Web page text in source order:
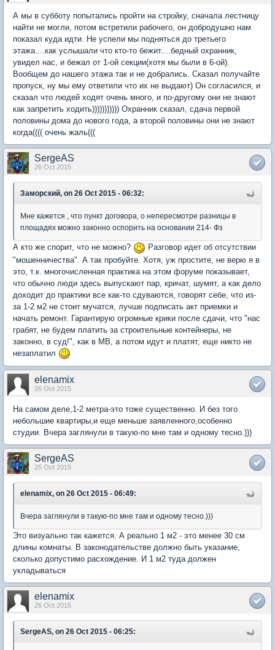
А мы в субботу попытались пройти на стройку, сначала лестницу
найти не могли, потом встретили рабочего, он добродушно нам
показал куда идти. Не успели мы подняться до третьего
этажа....как услышали что кто-то бежит....бедный охранник,
увидел нас, и бежал от 1-ой секции(хотя мы были в 6-ой).
Вообщем до нашего этажа так и не добрались. Сказал получайте
пропуск, ну мы ему ответили что их не выдают) Он согласился, и
сказал что людей ходят очень много, и по-другому они не знают
как запретить ходить))))))))))) Охранник сказал, сдача первой
половины дома до нового года, а второй половины они не знают
когда(((( очень жаль(((
SergeAS
26 Oct 2015
Заморский, on 26 Oct 2015 - 06:32:
Мне кажется , что пункт договора, о непересмотре разницы в
площадях можно законно оспорить на основании 214- Фз
А кто же спорит, что не можно?
Разговор идет об отсутствии
"мошенничества". А так пробуйте. Хотя, уж простите, не верю я в
это, т.к. многочисленная практика на этом форуме показывает,
что обычно люди здесь выпускают пар, кричат, шумят, а как дело
доходит до практики все как-то сдуваются, говорят себе, что из-
за 1-2 м2 не стоит мучатся, лучше подписать акт приемки и
начать ремонт. Гарантирую огромные крики после сдачи, что "нас
грабят, не будем платить за строительные контейнеры, не
законно, в суд!", как в МВ, а потом идут и платят, еще никто не
незаплатил
elenamix
26 Oct 2015
На самом деле,1-2 метра-это тоже существенно. И без того
небольшие квартиры,и еще меньше заявленного,особенно
студии. Вчера заглянули в такую-по мне там и одному тесно.)))
SergeAS
26 Oct 2015
elenamix, on 26 Oct 2015 - 06:49:
Вчера заглянули в такую-по мне там и одному тесно.)))
Это визуально так кажется. А реально 1 м2 - это менее 30 см
длины комнаты. В законодательстве должно быть указание,
сколько допустимо расхождение. И 1 м2 туда должен
укладываться
elenamix
26 Oct 2015
SergeAS, on 26 Oct 2015 - 06:25: